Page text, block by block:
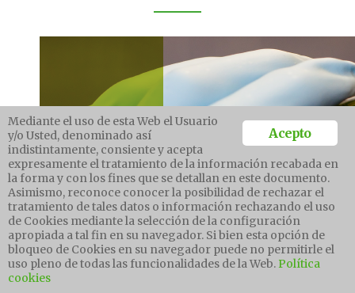
Acepto
Mediante el uso de esta Web el Usuario
y/o Usted, denominado así
indistintamente, consiente y acepta
expresamente el tratamiento de la información recabada en
la forma y con los fines que se detallan en este documento.
Asimismo, reconoce conocer la posibilidad de rechazar el
tratamiento de tales datos o información rechazando el uso
de Cookies mediante la selección de la configuración
apropiada a tal fin en su navegador. Si bien esta opción de
bloqueo de Cookies en su navegador puede no permitirle el
uso pleno de todas las funcionalidades de la Web. Política
cookies